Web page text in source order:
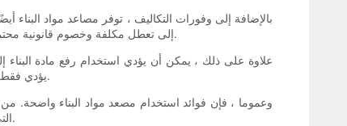
بالإضافة إلى وفورات التكاليف ، توفر مصاعد مواد
إلى تعطل مكلفة وخصوم قانونية محتملة. باستخدام مصعد مواد البناء ، يمكن للعمال تجنب الرفع الشاق والحمل ، مما يقلل من خطر الإصابات وخلق بيئة عمل أكثر أمانًا لجميع المعنيين.
علاوة على ذلك ، يمكن أن يؤدي استخدام رفع مادة البناء
يؤدي فقط إلى منتج نهائي عالي الجودة ولكنه يساعد أيضًا على تقليل النفايات وتجنب الأخطاء المكلفة التي يمكن أن تعيد المشروع في كل من الوقت والمال.
وعموما ، فإن فوائد استخدام مصعد مواد البناء واضحة. من
التي تتطلع إلى زيادة الكفاءة. من خلال الاستثمار في رفع مواد البناء ، يمكن للشركات تبسيط عملياتها وتوفير المال وتحقيق نتائج أفضل في مشاريعها.